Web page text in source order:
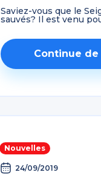
Saviez-vous que le
sauvés? Il est venu
Continue de
Nouvelles
24/09/2019